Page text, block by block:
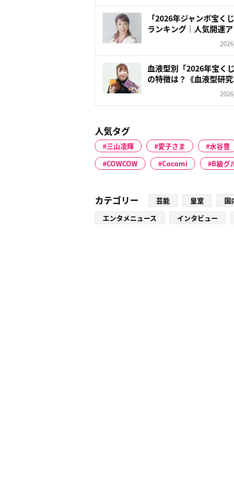
「2026年ジャンボ宝く
ランキング｜人気開運
血液型別「2026年宝く
の特徴は？《血液型研
人気タグ
三山凌輝 愛子さま 水谷豊
COWCOW
Cocomi B級グ
カテゴリー 芸能 皇室 国
エンタメニュース
インタビュー